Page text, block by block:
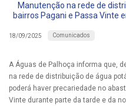
Manutenção na rede de
bairros Pagani e Passa Vinte
18/09/2025 Comunicados
A Águas de Palhoça informa que,
na rede de distribuição de água
poderá haver precariedade no
Vinte durante parte da tarde e da